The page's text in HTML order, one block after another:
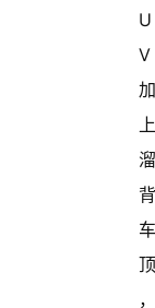
U
V